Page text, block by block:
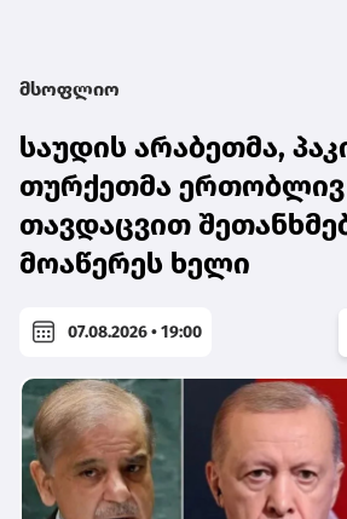
მსოფლიო
საუდის არაბეთმა,
თურქეთმა ერთობლივ
თავდაცვით
მოაწერეს ხელი
07.08.2026 • 19:00